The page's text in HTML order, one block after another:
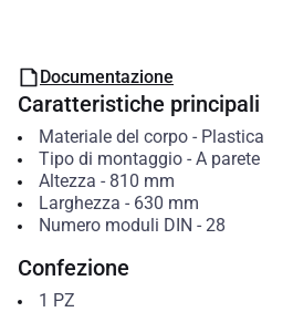
Documentazione
Caratteristiche principali
Materiale del corpo- Plastica
Tipo di montaggio- A parete
Altezza - 810 mm
Larghezza - 630 mm
Numero moduli DIN - 28
Confezione
1 PZ